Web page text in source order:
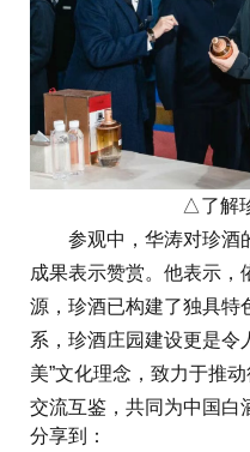
△了解
参观中，华涛对珍酒
成果表示赞赏。他表示，
源，珍酒已构建了独具特
系，珍酒庄园建设更是令
美”文化理念，致力于推
交流互鉴，共同为中国白
分享到：